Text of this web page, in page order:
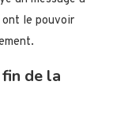
ont le pouvoir
de la